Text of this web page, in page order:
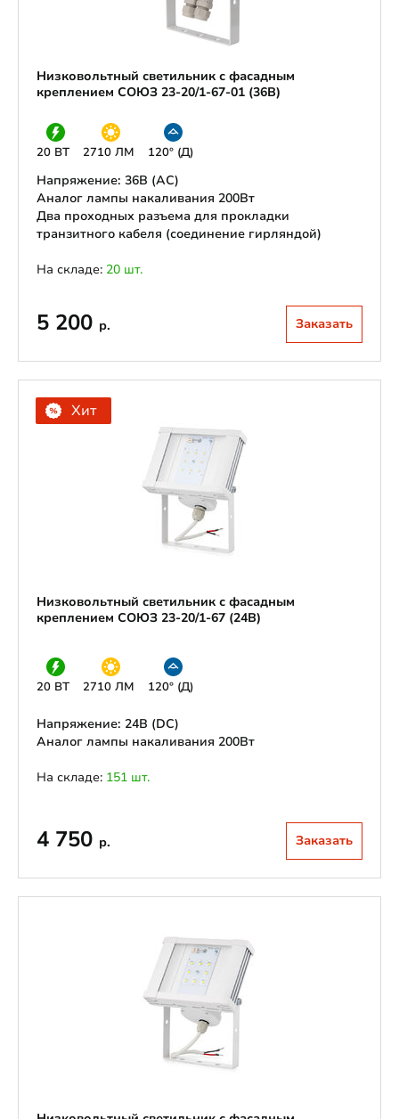
Низковольтный светильник с фасадным
креплением СОЮЗ 23-20/1-67-01 (36В)
20 ВТ 2710 ЛМ 120° (Д)
Напряжение: 36В (АС)
Аналог лампы накаливания 200Вт
Два проходных разъема для прокладки
транзитного кабеля (соединение гирляндой)
На складе: 20 шт.
5 200 р. Заказать
Хит
Низковольтный светильник с фасадным
креплением СОЮЗ 23-20/1-67 (24В)
20 ВТ 2710 ЛМ 120° (Д)
Напряжение: 24В (DС)
Аналог лампы накаливания 200Вт
На складе: 151 шт.
4 750 р. Заказать